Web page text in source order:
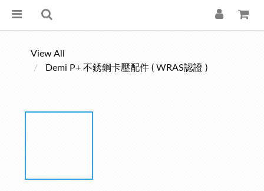
View All
Demi P+ 不銹鋼卡壓配件 ( WRAS認證 )